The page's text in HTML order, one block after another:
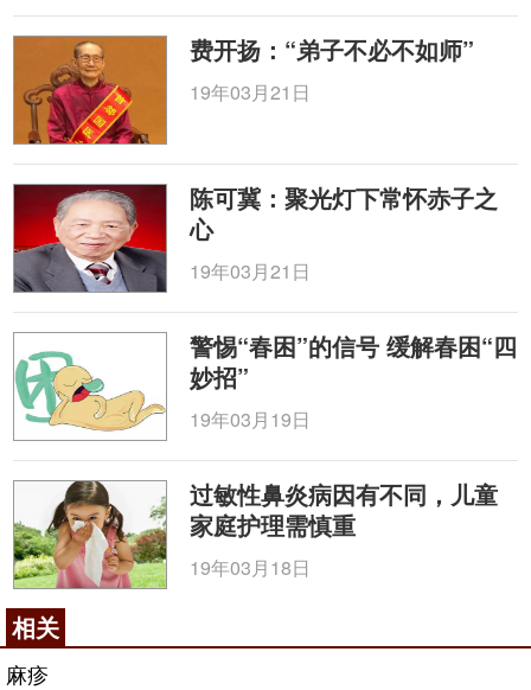
一李东垣的益阴肾气丸，朱丹溪的大补阴丸（《丹溪
心法》方。由
、知母、熟地黄、龟板、独脊髓组
成，都是由此方脱化而来。因此，有人认为钱乙是开
辟滋阴派的先驱。此外，钱乙还创制了许多有效的方
剂，如痘疹初起的
散，由生地黄、甘草 、木通
组成，治小儿肺盛气急喘
嗽的泻白散，即泻肺散，由 桑白皮、 地骨皮 、生甘草
组成，治肝肾阴虚
、目鸣、囟门不合的地黄丸，治脾
胃虚寒、消化不良的异功散，治肺寒咳嗽的
直到治疗寄生虫病的安虫散，使君子丸等等，迄今还
是临床常用的名方。
钱乙在实践中认识到，小儿的生理特点：“脏腑柔
弱”、“五脏六腑，成而未全，全而未壮”。其病理特
征：“易虚易产，易寒易热”。所以，要攻克小儿病这
道难关，必须对小儿的生理、病理有个正确而全面的
认识。他根据多年的临床实践，逐步摸索一整套诊治
方法。在诊断上
费开扬：“弟子不必不如师”
19年03月21日
陈可冀：聚光灯下常怀赤子之
心
19年03月21日
警惕“春困”的信号 缓解春困“四
妙招”
19年03月19日
过敏性鼻炎病因有不同，儿童
家庭护理需慎重
19年03月18日
相关
麻疹